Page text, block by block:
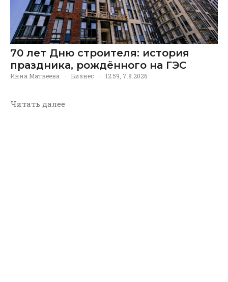
70 лет Дню строителя: история
праздника, рождённого на ГЭС
Инна Матвеева · Бизнес · 12:59, 7.8.2026
Читать далее